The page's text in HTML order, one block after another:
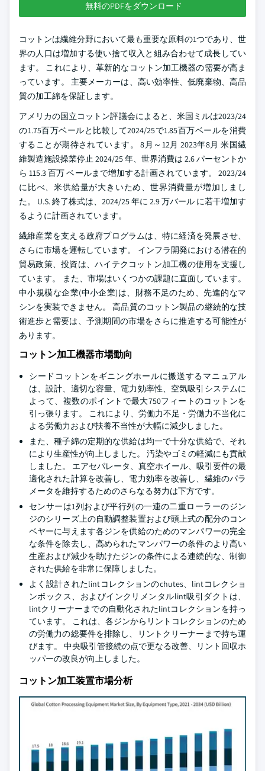
無料のPDFをダウンロード
コットンは繊維分野において最も重要な原料の1つであり、世
界の人口は増加する使い捨て収入と組み合わせて成長してい
ます。 これにより、革新的なコットン加工機器の需要が高ま
っています。 主要メーカーは、高い効率性、低廃棄物、高品
質の加工綿を保証します。
アメリカの国立コットン評議会によると、米国ミルは2023/24
の1.75百万ベールと比較して2024/25で1.85百万ベールを消費
することが期待されています。 8月～12月 2023年8月 米国繊
維製造施設操業停止 2024/25 年、世界消費は 2.6 パーセントか
ら 115.3 百万 ベールまで増加する計画されています。 2023/24
に比べ、米供給量が大きいため、世界消費量が増加しまし
た。 U.S. 終了株式は、2024/25 年に 2.9 万バール に若干増加す
るように計画されています。
繊維産業を支える政府プログラムは、特に経済を発展させ、
さらに市場を運転しています。 インフラ開発における潜在的
貿易政策、投資は、ハイテクコットン加工機の使用を支援し
ています。 また、市場はいくつかの課題に直面しています。
中小規模な企業(中小企業)は、財務不足のため、先進的なマ
シンを実装できません。 高品質のコットン製品の継続的な技
術進歩と需要は、予測期間の市場をさらに推進する可能性が
あります。
コットン加工機器市場動向
シードコットンをギニングホールに搬送するマニュアル
は、設計、適切な容量、電力効率性、空気吸引システムに
よって、複数のポイントで最大750フィートのコットンを
引っ張ります。 これにより、労働力不足・労働力不当化に
よる労働力および扶養不当性が大幅に減少しました。
また、種子綿の定期的な供給は均一で十分な供給で、それ
により生産性が向上しました。 汚染やゴミの軽減にも貢献
しました。 エアセパレータ、真空ホイール、吸引要件の最
適化された計算を改善し、電力効率を改善し、繊維のパラ
メータを維持するためのさらなる努力は下方です。
センサーは1列および平行列の一連の二重ローラーのジン
ジのシリーズ上の自動調整装置および頭上式の配分のコン
ベヤーに与えます各ジンを供給のためのマンパワーの完全
な条件を除去し、高められたマンパワーの条件のより高い
生産および減少を助けたジンの条件による連続的な、制御
された供給を非常に保障しました。
よく設計されたlintコレクションのchutes、lintコレクショ
ンボックス、およびインクリメンタルlint吸引ダクトは、
lintクリーナーまでの自動化されたlintコレクションを持っ
ています。 これは、各ジンからリントコレクションのため
の労働力の総要件を排除し、リントクリーナーまで持ち運
びます。 中央吸引管接続の点で更なる改善、リント回収ホ
ッパーの改良が向上しました。
コットン加工装置市場分析